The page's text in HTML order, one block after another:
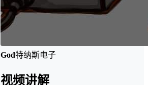
God特纳斯电子
视频讲解